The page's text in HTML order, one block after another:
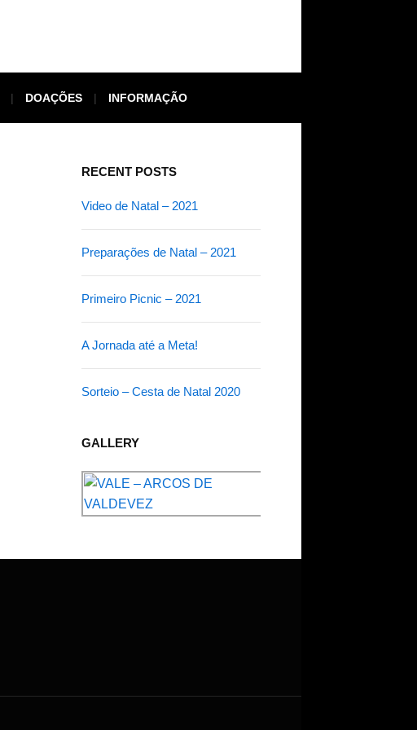
DOAÇÕES INFORMAÇÃO
RECENT POSTS
Video de Natal – 2021
Preparações de Natal – 2021
Primeiro Picnic – 2021
A Jornada até a Meta!
Sorteio – Cesta de Natal 2020
GALLERY